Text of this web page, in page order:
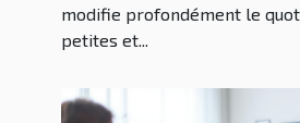
modifie profondément le
petites et...